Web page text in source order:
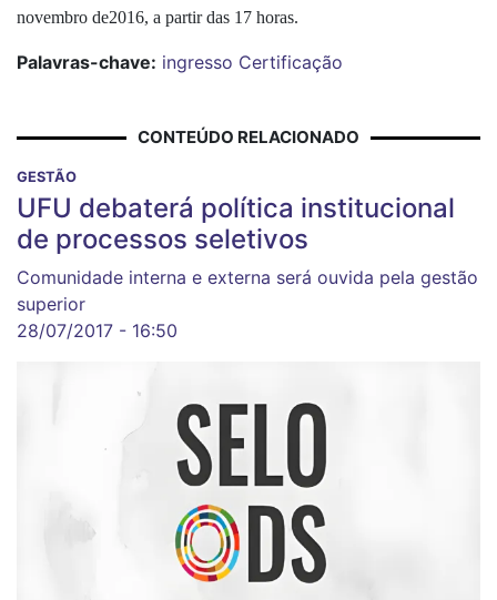
novembro de2016, a partir das 17 horas.
Palavras-chave: ingresso Certificação
CONTEÚDO RELACIONADO
GESTÃO
UFU debaterá política institucional
de processos seletivos
Comunidade interna e externa será ouvida pela gestão
superior
28/07/2017 - 16:50